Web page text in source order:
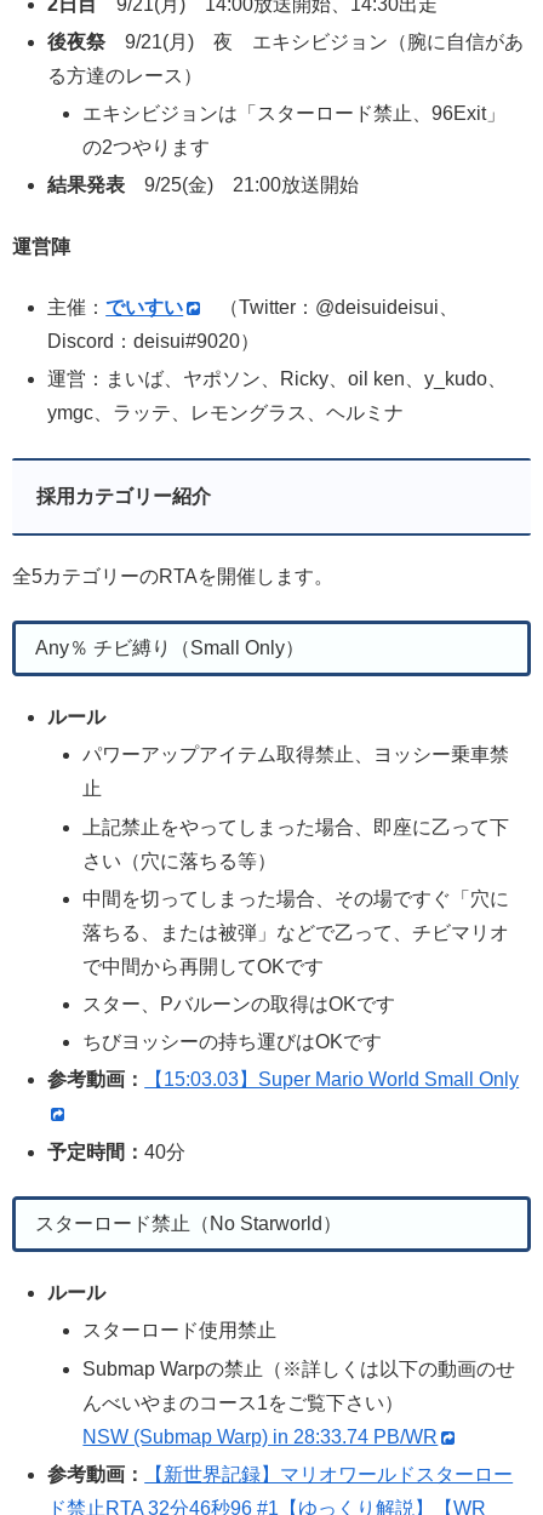
後夜祭 9/21(月) 夜 エキシビジョン（腕に自信があ
る方達のレース）
エキシビジョンは「スターロード禁止、96Exit」
の2つやります
結果発表 9/25(金) 21:00放送開始
運営陣
主催：でいすい
（Twitter：@deisuideisui、
Discord：deisui#9020）
運営：まいば、ヤポソン、Ricky、oil ken、y_kudo、
ymgc、ラッテ、レモングラス、ヘルミナ
採用カテゴリー紹介
全5カテゴリーのRTAを開催します。
Any％ チビ縛り（Small Only）
ルール
パワーアップアイテム取得禁止、ヨッシー乗車禁
止
上記禁止をやってしまった場合、即座に乙って下
さい（穴に落ちる等）
中間を切ってしまった場合、その場ですぐ「穴に
落ちる、または被弾」などで乙って、チビマリオ
で中間から再開してOKです
スター、Pバルーンの取得はOKです
ちびヨッシーの持ち運びはOKです
参考動画：
【15:03.03】Super Mario World Small Only
予定時間：40分
スターロード禁止（No Starworld）
ルール
スターロード使用禁止
Submap Warpの禁止（※詳しくは以下の動画のせ
んべいやまのコース1をご覧下さい）
NSW (Submap Warp) in 28:33.74 PB/WR
参考動画：
【新世界記録】マリオワールドスターロー
ド禁止RTA 32分46秒96 #1【ゆっくり解説】【WR